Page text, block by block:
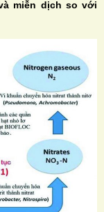
miễn dịch so với